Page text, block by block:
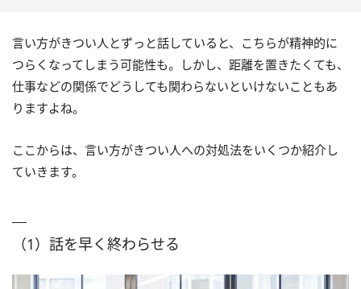
言い方がきつい人とずっと話していると、こちらが精神的に
つらくなってしまう可能性も。しかし、距離を置きたくても、
仕事などの関係でどうしても関わらないといけないこともあ
りますよね。
ここからは、言い方がきつい人への対処法をいくつか紹介し
ていきます。
（1）話を早く終わらせる